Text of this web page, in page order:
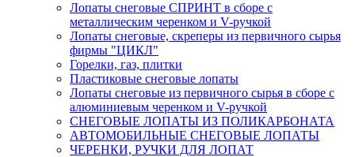
Лопаты снеговые СПРИНТ в сборе с
металлическим черенком и V-ручкой
Лопаты снеговые, скреперы из первичного сырья
фирмы "ЦИКЛ"
Горелки, газ, плитки
Пластиковые снеговые лопаты
Лопаты снеговые из первичного сырья в сборе с
алюминиевым черенком и V-ручкой
СНЕГОВЫЕ ЛОПАТЫ ИЗ ПОЛИКАРБОНАТА
АВТОМОБИЛЬНЫЕ СНЕГОВЫЕ ЛОПАТЫ
ЧЕРЕНКИ, РУЧКИ ДЛЯ ЛОПАТ